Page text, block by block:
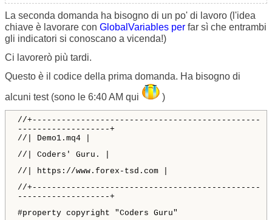
La seconda domanda ha bisogno di un po' di lavoro (l'idea
chiave è lavorare con GlobalVariables per far sì che entrambi
gli indicatori si conoscano a vicenda!)
Ci lavorerò più tardi.
Questo è il codice della prima domanda. Ha bisogno di
alcuni test (sono le 6:40 AM qui
)
//+-----------------------------------------------
-------------------+
//| Demo1.mq4 |
//| Coders' Guru. |
//| https://www.forex-tsd.com |
//+-----------------------------------------------
-------------------+
#property copyright "Coders Guru"